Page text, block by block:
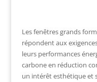
Les fenêtres grands
répondent aux
leurs performances
carbone en réduction
un intérêt esthétique et